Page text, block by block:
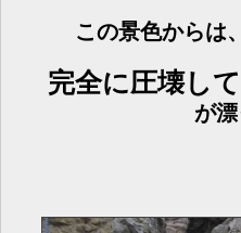
この景色からは
完全に圧壊し
が漂